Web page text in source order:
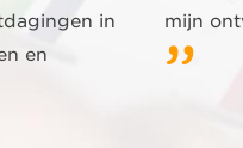
in
en
mijn